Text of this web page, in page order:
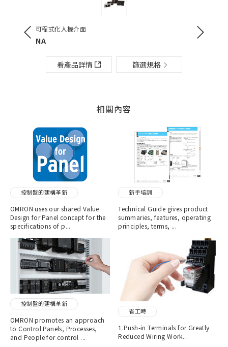
可程式化人機介面
NA
看產品詳情 篩選規格
不斷電電
相關內容
控制盤的建構革新
OMRON uses our shared Value
Design for Panel concept for the
specifications of p...
新手培訓
Technical Guide gives product
summaries, features, operating
principles, terms, ...
控制盤的建構革新
OMRON promotes an approach
to Control Panels, Processes,
and People for control ...
省工時
1.Push-in Terminals for Greatly
Reduced Wiring Work...